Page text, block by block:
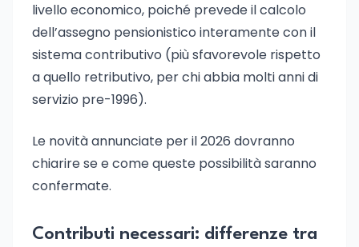
livello economico, poiché prevede il calcolo
dell’assegno pensionistico interamente con il
sistema contributivo (più sfavorevole rispetto
a quello retributivo, per chi abbia molti anni di
servizio pre-1996).
Le novità annunciate per il 2026 dovranno
chiarire se e come queste possibilità saranno
confermate.
Contributi necessari: differenze tra